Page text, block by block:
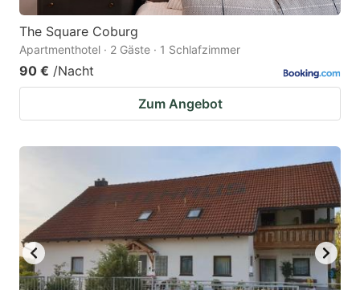
The Square Coburg
Apartmenthotel · 2 Gäste · 1 Schlafzimmer
90 € /Nacht
Zum Angebot